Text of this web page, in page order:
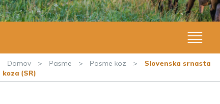
Domov > Pasme > Pasme koz >
Slovenska srnasta
koza (SR)